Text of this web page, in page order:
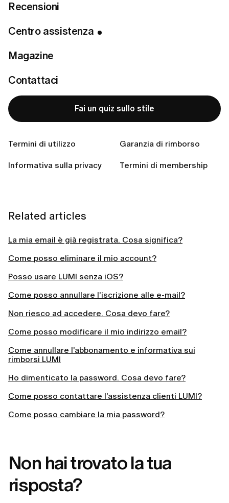
Recensioni
Centro assistenza
Magazine
Contattaci
Fai un quiz sullo stile
Termini di utilizzo Garanzia di rimborso
Informativa sulla privacy Termini di membership
Dal sito web:
Nella homepage, clicca sul pulsante
nell'angolo in alto a destra.
Inserisci l'
Assicurati che non ci siano lettere maiuscole
inserite per errore.
Clicca sul pulsante Accedi.
Related articles
La mia email è già registrata. Cosa significa?
Come posso eliminare il mio account?
Posso usare LUMI senza iOS?
Come posso annullare l'iscrizione alle e-mail?
Non riesco ad accedere. Cosa devo fare?
Come posso modificare il mio indirizzo email?
Come annullare l'abbonamento e informativa sui
rimborsi LUMI
Ho dimenticato la password. Cosa devo fare?
Come posso contattare l'assistenza clienti LUMI?
Come posso cambiare la mia password?
Non hai trovato la tua
risposta?